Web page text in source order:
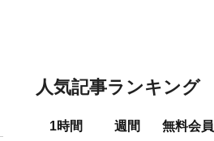
人気記事ランキング
1時間 週間 無料会員